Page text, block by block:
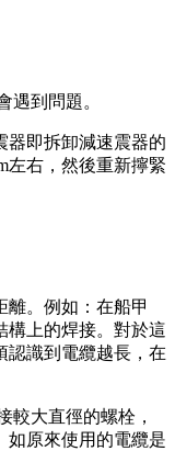
遇到問題。
器即拆卸減速震器的
左右，然後重新擰緊
離。例如：在船甲
構上的焊接。對於這
認識到電纜越長，在
較大直徑的螺栓，
如原來使用的電纜是